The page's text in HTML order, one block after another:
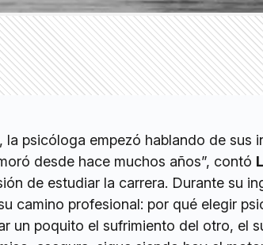
la psicóloga empezó hablando de sus
desde hace muchos años”, contó
de estudiar la carrera. Durante su
camino profesional: por qué elegir
un poquito el sufrimiento del otro, el